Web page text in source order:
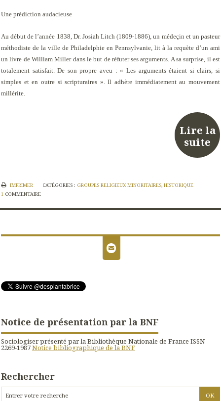
Notice de présentation par la BNF
Sociologiser présenté par la Bibliothèque Nationale de France ISSN
2269-1987Notice bibliographique de la BNF
Rechercher
Une prédiction audacieuse
Au début de l’année 1838, Dr. Josiah Litch (1809-1886), un médeçin et un pasteur
méthodiste de la ville de Philadelphie en Pennsylvanie, lit à la requète d’un ami
un livre de William Miller dans le but de réfuter ses arguments. A sa surprise, il est
totalement satisfait. De son propre aveu : « Les arguments étaient si clairs, si
simples et en outre si scripturaires ». Il adhère immédiatement au mouvement
millérite.
Lire la
suite
IMPRIMER CATÉGORIES : GROUPES RELIGIEUX MINORITAIRES, HISTORIQUE
1 COMMENTAIRE